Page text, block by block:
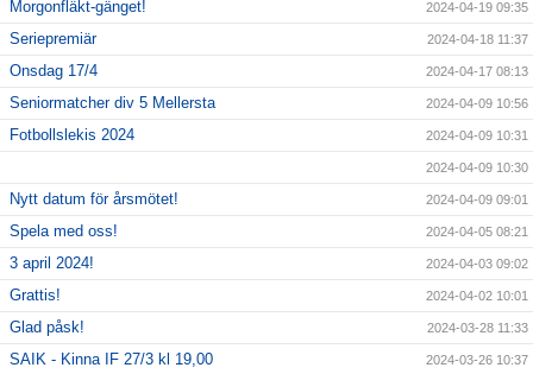
Morgonfläkt-gänget! 2024-04-19 09:35
Seriepremiär 2024-04-18 11:37
Onsdag 17/4 2024-04-17 08:13
Seniormatcher div 5 Mellersta 2024-04-09 10:56
Fotbollslekis 2024 2024-04-09 10:31
2024-04-09 10:30
Nytt datum för årsmötet! 2024-04-09 09:01
Spela med oss! 2024-04-05 08:21
3 april 2024! 2024-04-03 09:02
Grattis! 2024-04-02 10:01
Glad påsk! 2024-03-28 11:33
SAIK - Kinna IF 27/3 kl 19,00 2024-03-26 10:37